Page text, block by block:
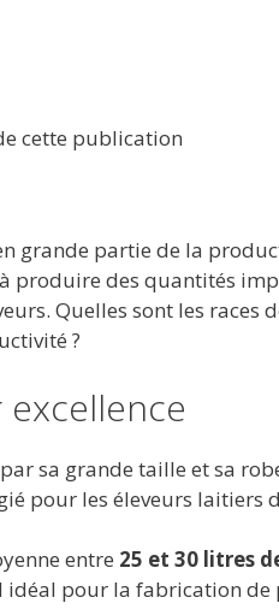
cette publication
grande partie de la
produire des quantités
Quelles sont les races
?
excellence
sa grande taille et sa
pour les éleveurs laitiers
entre 25 et 30 litres
idéal pour la fabrication